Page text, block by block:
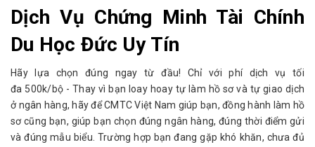
Dịch Vụ Chứng Minh Tài Chính
Du Học Đức Uy Tín
Hãy lựa chọn đúng ngay từ đầu! Chỉ với phí dịch vụ tối
đa 500k/bộ - Thay vì bạn loay hoay tự làm hồ sơ và tự giao dịch
ở ngân hàng, hãy để CMTC Việt Nam giúp bạn, đồng hành làm hồ
sơ cũng bạn, giúp bạn chọn đúng ngân hàng, đúng thời điểm gửi
và đúng mẫu biểu. Trường hợp bạn đang gặp khó khăn, chưa đủ